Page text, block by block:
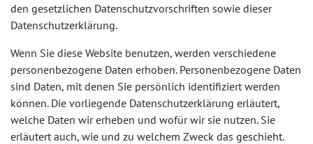
den gesetzlichen Datenschutzvorschriften sowie dieser
Datenschutzerklärung.
Wenn Sie diese Website benutzen, werden verschiedene
personenbezogene Daten erhoben. Personenbezogene Daten
sind Daten, mit denen Sie persönlich identifiziert werden
können. Die vorliegende Datenschutzerklärung erläutert,
welche Daten wir erheben und wofür wir sie nutzen. Sie
erläutert auch, wie und zu welchem Zweck das geschieht.